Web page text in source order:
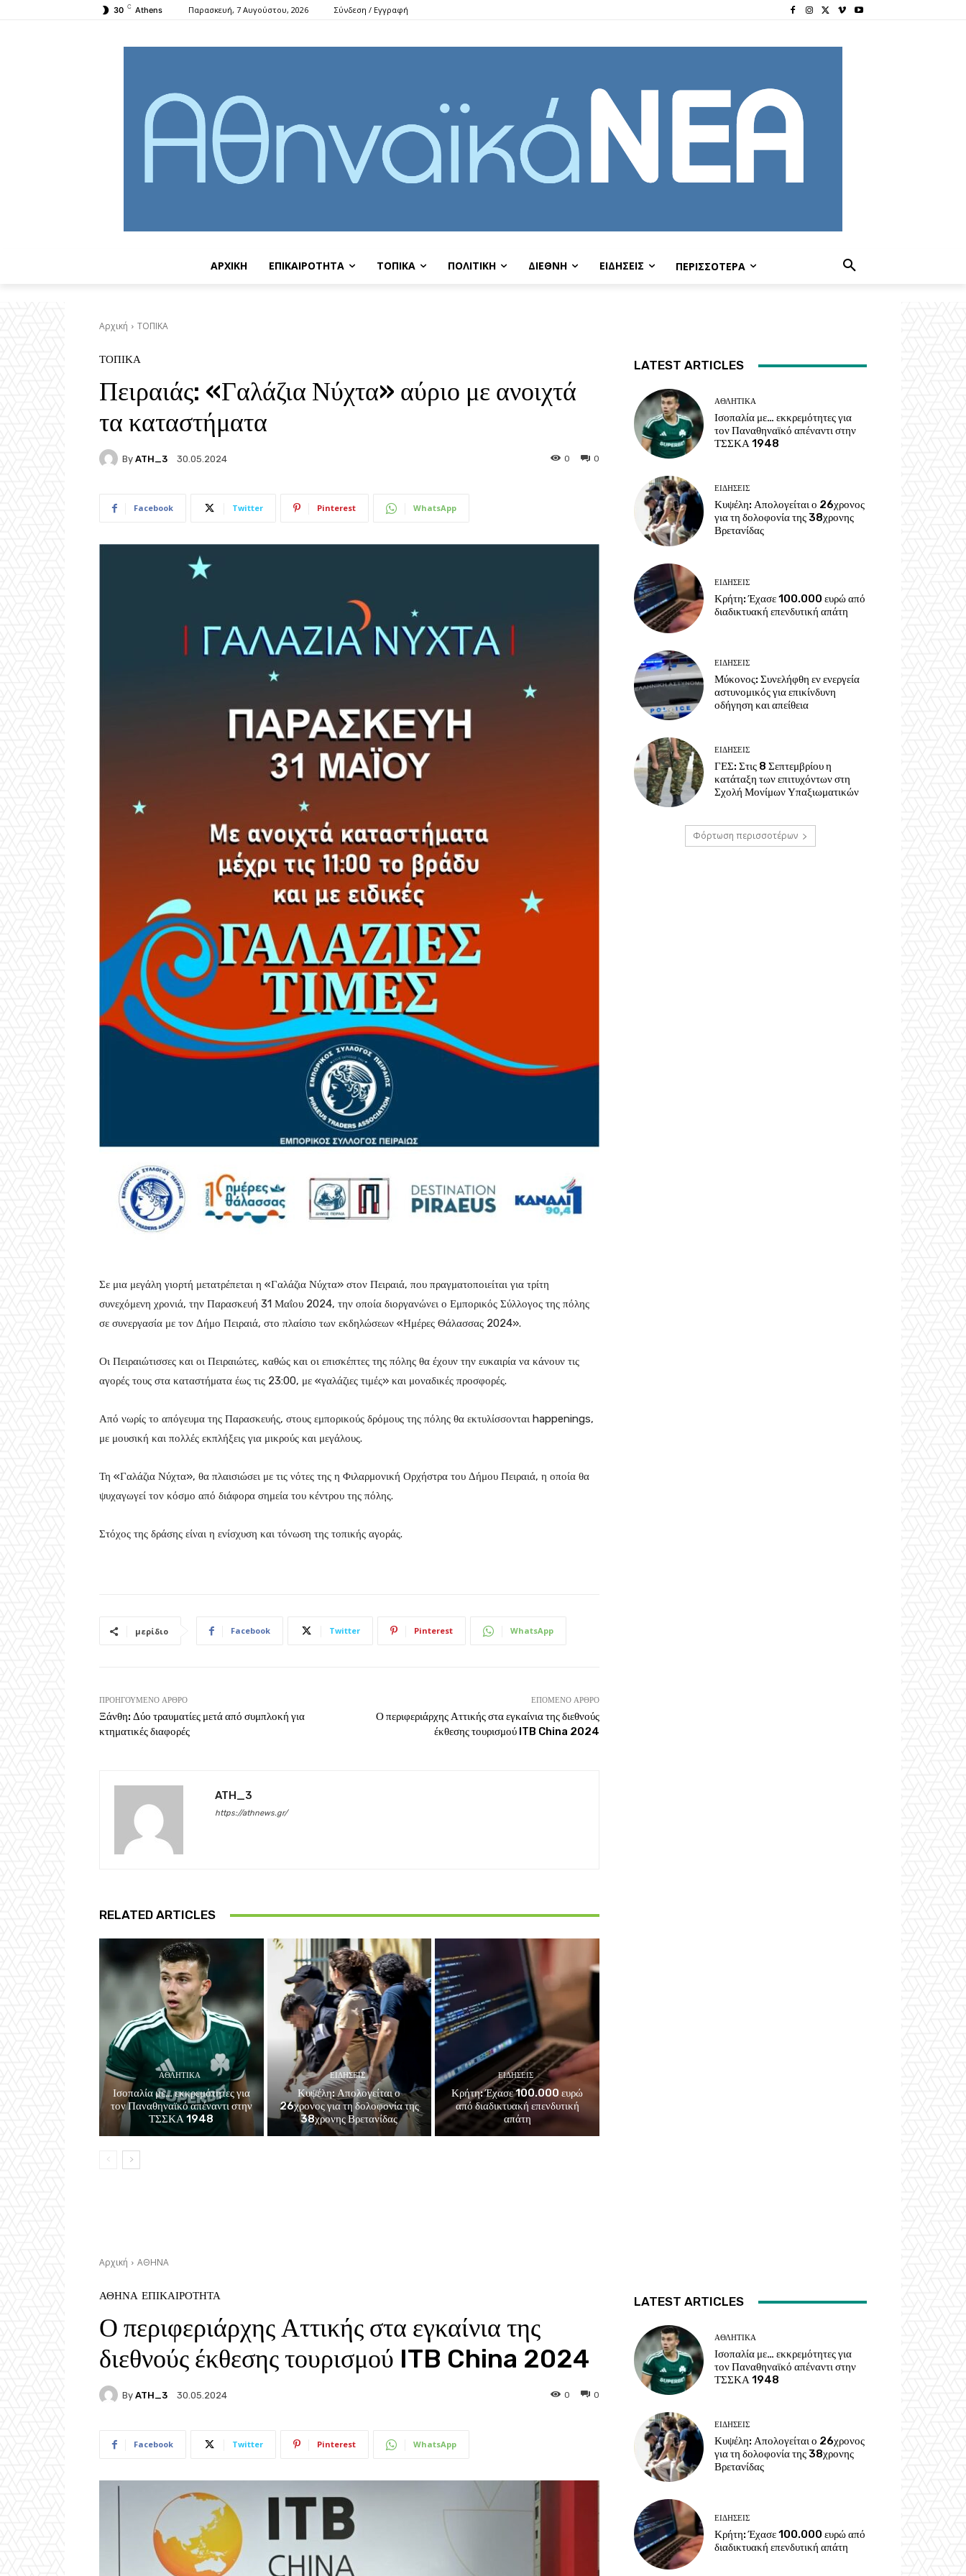
30 C Athens Παρασκευή, 7 Αυγούστου, 2026 Σύνδεση / Εγγραφή
ΑΡΧΙΚΗ ΕΠΙΚΑΙΡΟΤΗΤΑ ΤΟΠΙΚΑ ΠΟΛΙΤΙΚΗ ΔΙΕΘΝΗ EIΔΗΣΕΙΣ ΠΕΡΙΣΣΟΤΕΡΑ
Αρχική ΤΟΠΙΚΑ
ΤΟΠΙΚΑ
Πειραιάς: «Γαλάζια Νύχτα» αύριο με ανοιχτά
τα καταστήματα
By ATH_3 30.05.2024 0
0
Facebook Twitter Pinterest WhatsApp
Σε μια μεγάλη γιορτή μετατρέπεται η «Γαλάζια Νύχτα» στον Πειραιά, που πραγματοποιείται για τρίτη
συνεχόμενη χρονιά, την Παρασκευή 31 Μαΐου 2024, την οποία διοργανώνει ο Εμπορικός Σύλλογος της πόλης
σε συνεργασία με τον Δήμο Πειραιά, στο πλαίσιο των εκδηλώσεων «Ημέρες Θάλασσας 2024».
Οι Πειραιώτισσες και οι Πειραιώτες, καθώς και οι επισκέπτες της πόλης θα έχουν την ευκαιρία να κάνουν τις
αγορές τους στα καταστήματα έως τις 23:00, με «γαλάζιες τιμές» και μοναδικές προσφορές.
Από νωρίς το απόγευμα της Παρασκευής, στους εμπορικούς δρόμους της πόλης θα εκτυλίσσονται happenings,
με μουσική και πολλές εκπλήξεις για μικρούς και μεγάλους.
Τη «Γαλάζια Νύχτα», θα πλαισιώσει με τις νότες της η Φιλαρμονική Ορχήστρα του Δήμου Πειραιά, η οποία θα
ψυχαγωγεί τον κόσμο από διάφορα σημεία του κέντρου της πόλης.
Στόχος της δράσης είναι η ενίσχυση και τόνωση της τοπικής αγοράς.
μερίδιο Facebook Twitter Pinterest WhatsApp
ΠΡΟΗΓΟΎΜΕΝΟ ΆΡΘΡΟ
Ξάνθη: Δύο τραυματίες μετά από συμπλοκή για
κτηματικές διαφορές
ΕΠΌΜΕΝΟ ΆΡΘΡΟ
Ο περιφεριάρχης Αττικής στα εγκαίνια της διεθνούς
έκθεσης τουρισμού ITB China 2024
ATH_3
https://athnews.gr/
RELATED ARTICLES
ΑΘΛΗΤΙΚΑ
Ισοπαλία με… εκκρεμότητες για
τον Παναθηναϊκό απέναντι στην
ΤΣΣΚΑ 1948
ΕΙΔΗΣΕΙΣ
Κυψέλη: Απολογείται ο
26χρονος για τη δολοφονία της
38χρονης Βρετανίδας
ΕΙΔΗΣΕΙΣ
Κρήτη: Έχασε 100.000 ευρώ
από διαδικτυακή επενδυτική
απάτη
LATEST ARTICLES
ΑΘΛΗΤΙΚΑ
Ισοπαλία με… εκκρεμότητες για
τον Παναθηναϊκό απέναντι στην
ΤΣΣΚΑ 1948
ΕΙΔΗΣΕΙΣ
Κυψέλη: Απολογείται ο 26χρονος
για τη δολοφονία της 38χρονης
Βρετανίδας
ΕΙΔΗΣΕΙΣ
Κρήτη: Έχασε 100.000 ευρώ από
διαδικτυακή επενδυτική απάτη
ΕΙΔΗΣΕΙΣ
Μύκονος: Συνελήφθη εν ενεργεία
αστυνομικός για επικίνδυνη
οδήγηση και απείθεια
ΕΙΔΗΣΕΙΣ
ΓΕΣ: Στις 8 Σεπτεμβρίου η
κατάταξη των επιτυχόντων στη
Σχολή Μονίμων Υπαξιωματικών
Φόρτωση περισσοτέρων